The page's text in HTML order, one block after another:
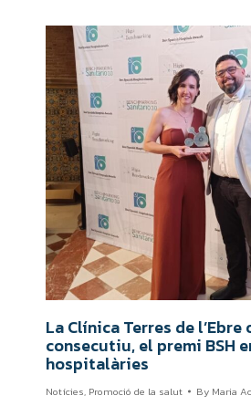
La Clínica Terres de
consecutiu, el premi BSH
hospitalàries
Notícies, Promoció de la salut By Maria